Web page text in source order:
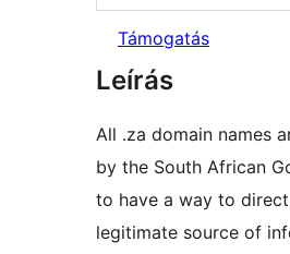
Támogatás
Leírás
All .za domain names
by the South African
to have a way to
legitimate source of